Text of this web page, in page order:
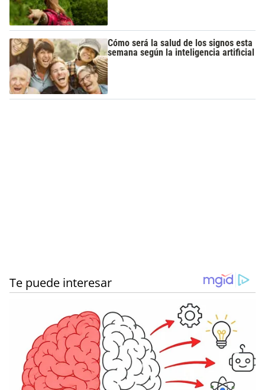
Cómo será la salud de los signos esta
semana según la inteligencia artificial